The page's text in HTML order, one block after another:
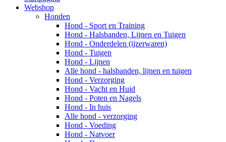
Webshop
Honden
Hond - Sport en Training
Hond - Halsbanden, Lijnen en Tuigen
Hond - Onderdelen (ijzerwaren)
Hond - Tuigen
Hond - Lijnen
Alle hond - halsbanden, lijnen en tuigen
Hond - Verzorging
Hond - Vacht en Huid
Hond - Poten en Nagels
Hond - In huis
Alle hond - verzorging
Hond - Voeding
Hond - Natvoer